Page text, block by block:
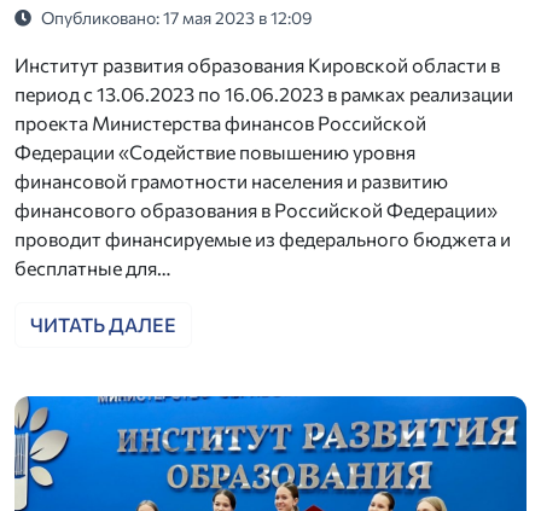
Опубликовано: 17 мая 2023 в 12:09
Институт развития образования Кировской области в
период с 13.06.2023 по 16.06.2023 в рамках реализации
проекта Министерства финансов Российской
Федерации «Содействие повышению уровня
финансовой грамотности населения и развитию
финансового образования в Российской Федерации»
проводит финансируемые из федерального бюджета и
бесплатные для…
ЧИТАТЬ ДАЛЕЕ